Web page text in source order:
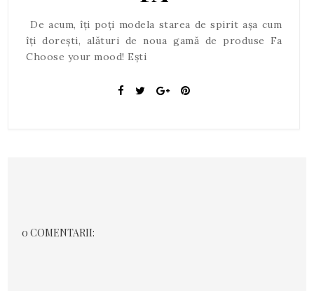
De acum, îți poți modela starea de spirit așa cum
îți dorești, alături de noua gamă de produse Fa
Choose your mood! Ești
0 COMENTARII: